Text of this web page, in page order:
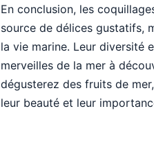
En conclusion, les
source de délices gustatifs,
la vie marine. Leur diversité
merveilles de la mer à
dégusterez des fruits de
leur beauté et leur